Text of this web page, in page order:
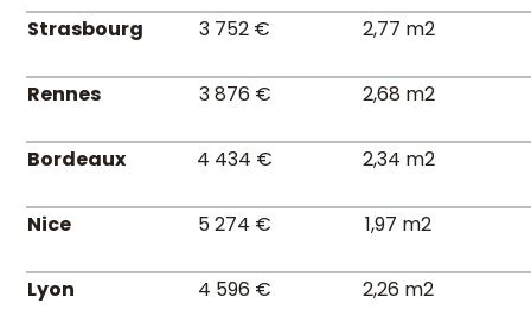
Strasbourg 3 752 € 2,77 m2
Rennes 3 876 € 2,68 m2
Bordeaux 4 434 € 2,34 m2
Nice 5 274 € 1,97 m2
Lyon 4 596 € 2,26 m2